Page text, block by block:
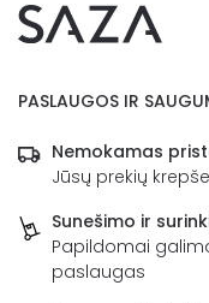
PASLAUGOS IR
Nemokamas
Jūsų prekių
Sunešimo ir
Papildomai
paslaugas